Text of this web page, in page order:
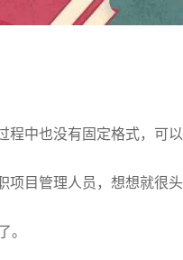
也没有固定格式，可以
目管理人员，想想就很头